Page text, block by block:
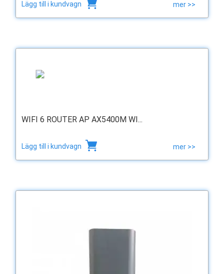
Lägg till i kundvagn mer >>
WIFI 6 ROUTER AP AX5400M WI...
Lägg till i kundvagn mer >>